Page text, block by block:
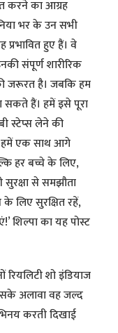
करने का आग्रह
भर के उन सभी
प्रभावित हुए हैं। वे
संपूर्ण शारीरिक
जरूरत है। जबकि हम
सकते हैं। हमें इसे पूरा
स्टेप्स लेने की
एक साथ आगे
हर बच्चे के लिए,
से समझौता
लिए सुरक्षित रहें,
शिल्पा का यह पोस्ट
रियलिटी शो इंडियाज
अलावा वह जल्द
करती दिखाई